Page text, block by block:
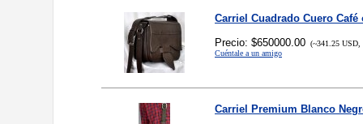
Carriel Cuadrado Cuero Café
Precio: $650000.00 (~341.25 USD,
Cuéntale a un amigo
Carriel Premium Blanco